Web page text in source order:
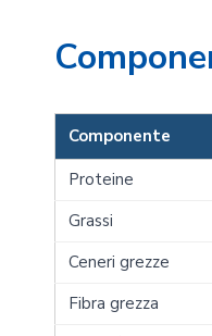
Componente
Proteine
Grassi
Ceneri grezze
Fibra grezza